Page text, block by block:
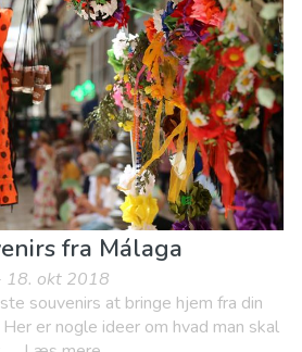
og udeliv
Shopping
Strande
fra Málaga
18. okt 2018
souvenirs at bringe hjem fra din
er nogle ideer om hvad man skal